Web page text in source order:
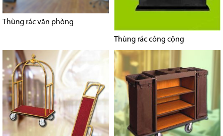
Thùng rác văn phòng
Thùng rác công cộng